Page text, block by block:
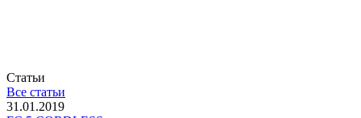
Статьи
Все статьи
31.01.2019